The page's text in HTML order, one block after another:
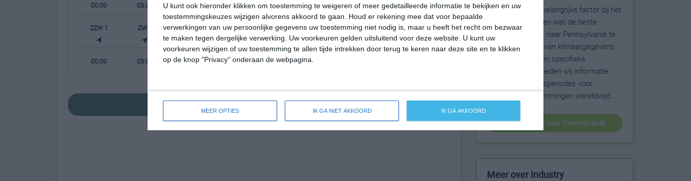
U kunt ook hieronder klikken om toestemming te weigeren of meer gedetailleerde informatie te bekijken en uw
toestemmingskeuzes wijzigen alvorens akkoord te gaan.
Houd er rekening mee dat voor bepaalde
verwerkingen van uw persoonlijke gegevens uw toestemming niet nodig is, maar u heeft het recht om bezwaar
te maken tegen dergelijke verwerking. Uw voorkeuren gelden uitsluitend voor deze website. U kunt uw
voorkeuren wijzigen of uw toestemming te allen tijde intrekken door terug te keren naar deze site en te klikken
op de knop "Privacy" onderaan de webpagina.
MEER OPTIES IK GA NIET AKKOORD IK GA AKKOORD
00:00 03:00 06:00 09:00 12:00 15:00 18:00 21:00
ZZW 1 ZW 1 ZZW 2 ZZW 2 ZW 3 WZW 3 WZW 3 WZW 2
00:00 03:00 06:00 09:00 12:00
bekijk de uitgebreide weersverwachting voor Industry
Het weer is een belangrijke factor bij het
reizen. Wil je weten wat de beste
maanden zijn om naar Pennsylvania te
reizen? Op basis van klimaatgegevens,
weersextremen en specifieke
weerinformatie bieden wij informatie
over de beste reisperiodes voor
duizenden bestemmingen wereldwijd.
beste reistijd voor Pennsylvania
Meer over Industry